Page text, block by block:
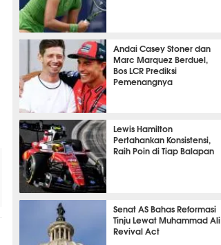
TENIS
Andai Casey Stoner dan
Marc Marquez Berduel,
Bos LCR Prediksi
Pemenangnya
MOTOGP
Lewis Hamilton
Pertahankan Konsistensi,
Raih Poin di Tiap Balapan
F1
Senat AS Bahas Reformasi
Tinju Lewat Muhammad Ali
Revival Act